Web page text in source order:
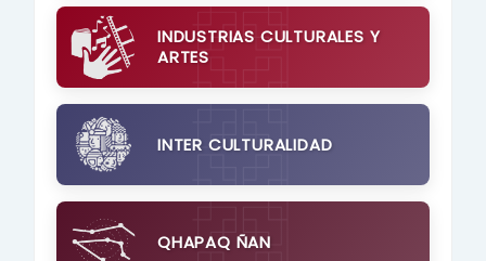
INDUSTRIAS CULTURALES Y
ARTES
INTER CULTURALIDAD
QHAPAQ ÑAN